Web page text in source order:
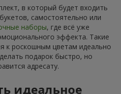
в который будет входить
самостоятельно или
наборы, где всё уже
эффекта. Такие
к роскошным цветам идеально
подарок быстро, но
адресату.
идеальное